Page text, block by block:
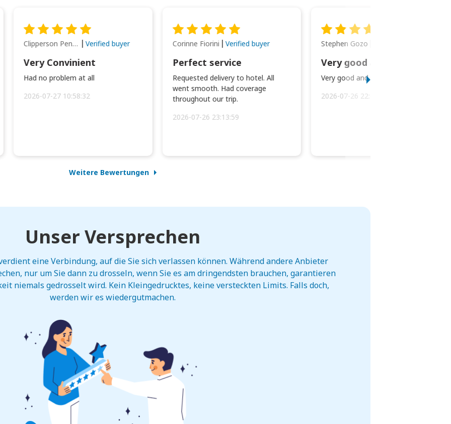
Clipperson Penilla Verified buyer
Very Convinient
Had no problem at all
2026-07-27 10:58:32
Corinne Fiorini Verified buyer
Perfect service
Requested delivery to hotel. All
went smooth. Had coverage
throughout our trip.
2026-07-26 23:13:59
Stephen Gozo
Very good and prompt service.
2026-07-26 22:43:45
Weitere Bewertungen
Unser Versprechen
eine Verbindung, auf die Sie sich verlassen können. Während andere Anbieter
nur um Sie dann zu drosseln, wenn Sie es am dringendsten brauchen, garantieren
niemals gedrosselt wird. Kein Kleingedrucktes, keine versteckten Limits. Falls doch,
werden wir es wiedergutmachen.